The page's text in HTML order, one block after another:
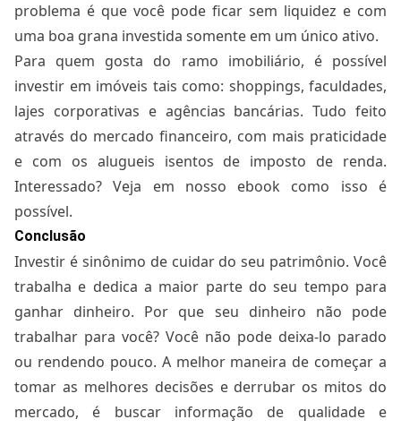
problema é que você pode ficar sem liquidez e com
uma boa grana investida somente em um único ativo.
Para quem gosta do ramo imobiliário, é possível
investir em imóveis tais como: shoppings, faculdades,
lajes corporativas e agências bancárias. Tudo feito
através do mercado financeiro, com mais praticidade
e com os alugueis isentos de imposto de renda.
Interessado? Veja em nosso ebook como isso é
possível.
Conclusão
Investir é sinônimo de cuidar do seu patrimônio. Você
trabalha e dedica a maior parte do seu tempo para
ganhar dinheiro. Por que seu dinheiro não pode
trabalhar para você? Você não pode deixa-lo parado
ou rendendo pouco. A melhor maneira de começar a
tomar as melhores decisões e derrubar os mitos do
mercado, é buscar informação de qualidade e